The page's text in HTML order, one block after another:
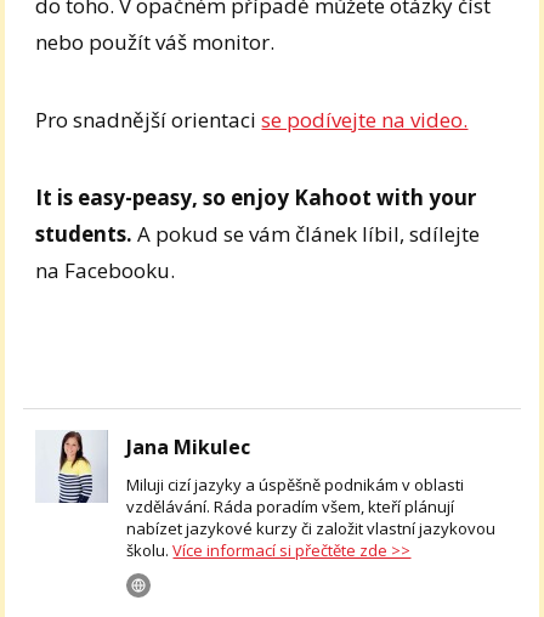
nebo použít váš monitor.
Pro snadnější orientacise podívejte na video.
It is easy-peasy, so enjoy Kahoot with your
students.A pokud se vám článek líbil, sdílejte
na Facebooku.
Jana Mikulec
Miluji cizí jazyky a úspěšně podnikám v oblasti
vzdělávání. Ráda poradím všem, kteří plánují
nabízet jazykové kurzy či založit vlastní jazykovou
školu.Více informací si přečtěte zde >>